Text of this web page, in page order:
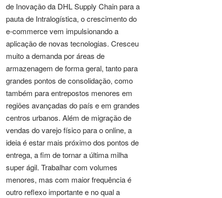
de Inovação da DHL Supply Chain para a
pauta de Intralogística, o crescimento do
e-commerce vem impulsionando a
aplicação de novas tecnologias. Cresceu
muito a demanda por áreas de
armazenagem de forma geral, tanto para
grandes pontos de consolidação, como
também para entrepostos menores em
regiões avançadas do país e em grandes
centros urbanos. Além de migração de
vendas do varejo físico para o online, a
ideia é estar mais próximo dos pontos de
entrega, a fim de tornar a última milha
super ágil. Trabalhar com volumes
menores, mas com maior frequência é
outro reflexo importante e no qual a